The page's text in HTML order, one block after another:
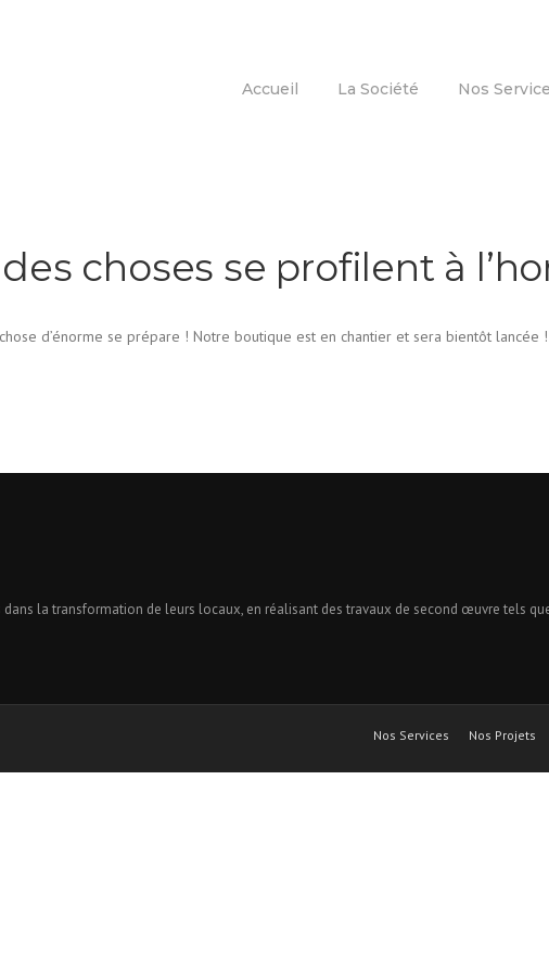
Accueil La Société Nos
choses se profilent à
d’énorme se prépare ! Notre boutique est en chantier et sera bientôt lancée !
la transformation de leurs locaux, en réalisant des travaux de second œuvre tels
Nos Services Nos Projets